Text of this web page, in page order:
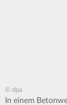
© dpa
In einem